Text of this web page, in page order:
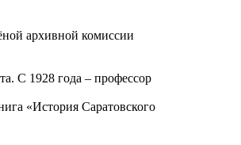
архивной комиссии
С 1928 года – профессор
«История Саратовского